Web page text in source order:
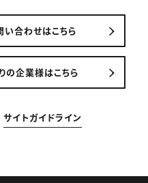
合わせはこちら
の企業様はこちら
サイトガイドライン